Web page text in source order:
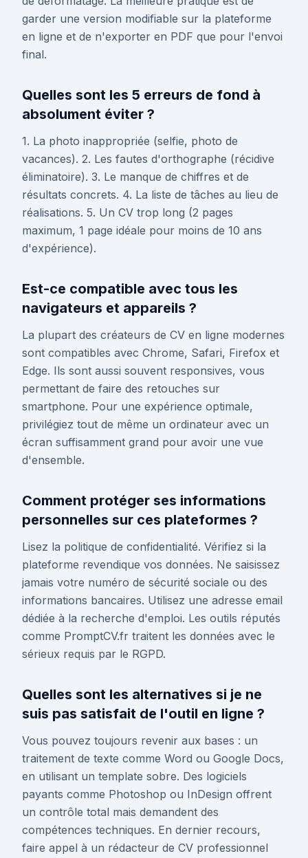
garder une version modifiable sur la plateforme
en ligne et de n'exporter en PDF que pour l'envoi
final.
Quelles sont les 5 erreurs de fond à
absolument éviter ?
1. La photo inappropriée (selfie, photo de
vacances). 2. Les fautes d'orthographe (récidive
éliminatoire). 3. Le manque de chiffres et de
résultats concrets. 4. La liste de tâches au lieu de
réalisations. 5. Un CV trop long (2 pages
maximum, 1 page idéale pour moins de 10 ans
d'expérience).
Est-ce compatible avec tous les
navigateurs et appareils ?
La plupart des créateurs de CV en ligne modernes
sont compatibles avec Chrome, Safari, Firefox et
Edge. Ils sont aussi souvent responsives, vous
permettant de faire des retouches sur
smartphone. Pour une expérience optimale,
privilégiez tout de même un ordinateur avec un
écran suffisamment grand pour avoir une vue
d'ensemble.
Comment protéger ses informations
personnelles sur ces plateformes ?
Lisez la politique de confidentialité. Vérifiez si la
plateforme revendique vos données. Ne saisissez
jamais votre numéro de sécurité sociale ou des
informations bancaires. Utilisez une adresse email
dédiée à la recherche d'emploi. Les outils réputés
comme PromptCV.fr traitent les données avec le
sérieux requis par le RGPD.
Quelles sont les alternatives si je ne
suis pas satisfait de l'outil en ligne ?
Vous pouvez toujours revenir aux bases : un
traitement de texte comme Word ou Google Docs,
en utilisant un template sobre. Des logiciels
payants comme Photoshop ou InDesign offrent
un contrôle total mais demandent des
compétences techniques. En dernier recours,
faire appel à un rédacteur de CV professionnel